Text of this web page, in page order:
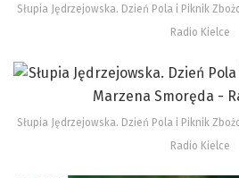
Słupia Jędrzejowska. Dzień Pola i Piknik
Radio Kielce
Słupia Jędrzejowska. Dzień Pola i Piknik
Radio Kielce